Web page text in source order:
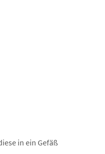
in ein Gefäß